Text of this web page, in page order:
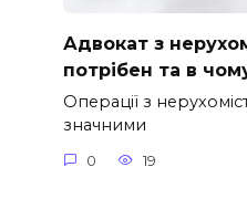
Адвокат з
потрібен та в
Операції з
значними
0 19